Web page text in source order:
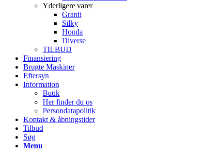
Yderligere varer
Granit
Silky
Honda
Diverse
TILBUD
Finansiering
Brugte Maskiner
Eftersyn
Information
Butik
Her finder du os
Persondatapolitik
Kontakt & åbningstider
Tilbud
Søg
Menu